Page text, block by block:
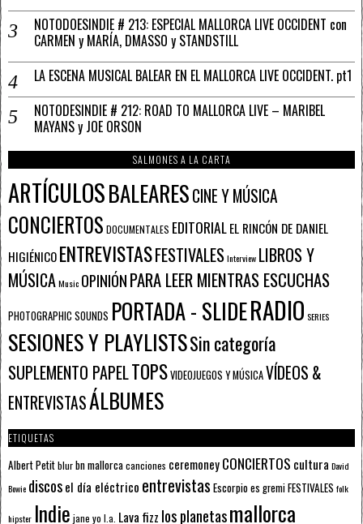
NOTODOESINDIE # 213: ESPECIAL MALLORCA LIVE OCCIDENT con
CARMEN y MARÍA, DMASSO y STANDSTILL
LA ESCENA MUSICAL BALEAR EN EL MALLORCA LIVE OCCIDENT. pt1
NOTODESINDIE # 212: ROAD TO MALLORCA LIVE – MARIBEL
MAYANS y JOE ORSON
SALMONES A LA CARTA
ARTÍCULOSBALEARESCINE Y MÚSICA
CONCIERTOS DOCUMENTALES EDITORIALEL RINCÓN DE DANIEL
HIGIÉNICOENTREVISTASFESTIVALESInterview LIBROS Y
MÚSICAMusic OPINIÓNPARA LEER MIENTRAS ESCUCHAS
PHOTOGRAPHIC SOUNDS PORTADA - SLIDERADIO SERIES
SESIONES Y PLAYLISTSSin categoría
SUPLEMENTO PAPELTOPSVIDEOJUEGOS Y MÚSICAVÍDEOS &
ENTREVISTASÁLBUMES
ETIQUETAS
Albert Petitblurbn mallorcacanciones ceremoneyCONCIERTOS cultura David
Bowie discosel día eléctrico entrevistas Escorpioes gremiFESTIVALES folk
hipster Indie jane yo l.a. Lava fizz los planetasmallorca